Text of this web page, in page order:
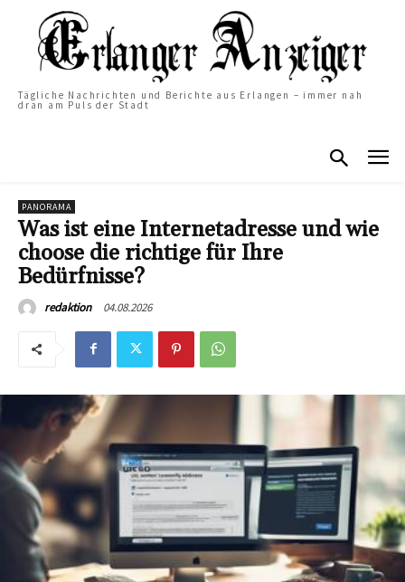
Tägliche Nachrichten und Berichte aus Erlangen – immer nah
dran am Puls der Stadt
PANORAMA
Was ist eine Internetadresse und wie
choose die richtige für Ihre
Bedürfnisse?
redaktion 04.08.2026